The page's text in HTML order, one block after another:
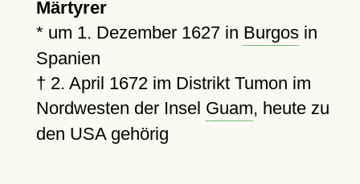
Märtyrer
* um 1. Dezember 1627in Burgosin
Spanien
† 2. April 1672im Distrikt Tumon im
Nordwesten der Insel Guam, heute zu
den USA gehörig